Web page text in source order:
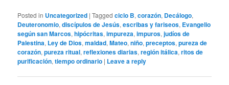
Posted in Uncategorized |Tagged ciclo B,corazón, Decálogo,
Deuteronomio,discípulos de Jesús,escribas y fariseos, Evangelio
según san Marcos,hipócritas,impureza,impuros,judíos de
Palestina, Ley de Dios,maldad,Mateo,niño,preceptos,pureza de
corazón,pureza ritual,reflexiones diarias,región itálica,ritos de
purificación,tiempo ordinario | Leave a reply